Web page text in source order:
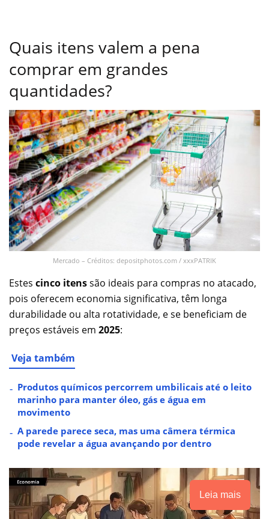
Quais itens valem a pena
comprar em grandes
quantidades?
Mercado – Créditos: depositphotos.com / xxxPATRIK
Estes cinco itenssão ideais para compras no atacado,
pois oferecem economia significativa, têm longa
durabilidade ou alta rotatividade, e se beneficiam de
preços estáveis em 2025:
Veja também
Produtos químicos percorrem umbilicais até o leito
marinho para manter óleo, gás e água em
movimento
A parede parece seca, mas uma câmera térmica
pode revelar a água avançando por dentro
Leia mais